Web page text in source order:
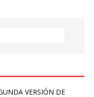
VERSIÓN DE